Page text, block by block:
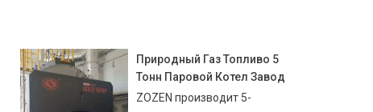
Природный Газ Топливо 5
Тонн Паровой Котел Завод
ZOZEN производит 5-